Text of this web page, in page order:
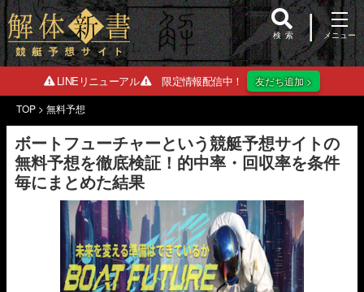
検索
LINEリニューアル 限定情報配信中！
友だち追加 >
TOP > 無料予想
ボートフューチャーという競艇予想サイトの
無料予想を徹底検証！的中率・回収率を条件
毎にまとめた結果